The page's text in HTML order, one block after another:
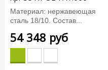
Материал: нержавеющая
сталь 18/10. Состав...
54 348 руб